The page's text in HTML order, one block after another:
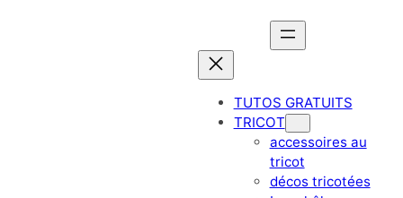
TUTOS GRATUITS
TRICOT
accessoires au
tricot
décos tricotées